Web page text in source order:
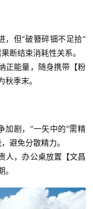
，但“破簪碎钿不足拾”
断结束消耗性关系。
正能量，随身携带【粉
秋季末。
加剧，“一矢中的”需精
避免分散精力。
人，办公桌放置【文昌
。